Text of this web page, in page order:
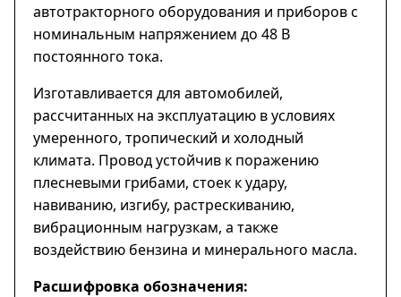
автотракторного оборудования и приборов с
номинальным напряжением до 48 В
постоянного тока.
Изготавливается для автомобилей,
рассчитанных на эксплуатацию в условиях
умеренного, тропический и холодный
климата. Провод устойчив к поражению
плесневыми грибами, стоек к удару,
навиванию, изгибу, растрескиванию,
вибрационным нагрузкам, а также
воздействию бензина и минерального масла.
Расшифровка обозначения: